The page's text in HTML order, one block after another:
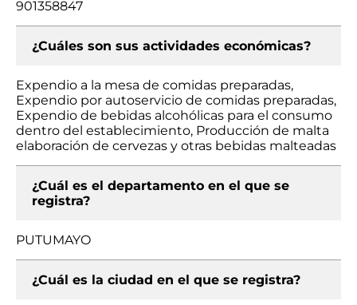
901358847
¿Cuáles son sus actividades económicas?
Expendio a la mesa de comidas preparadas,
Expendio por autoservicio de comidas preparadas,
Expendio de bebidas alcohólicas para el consumo
dentro del establecimiento, Producción de malta
elaboración de cervezas y otras bebidas malteadas
¿Cuál es el departamento en el que se
registra?
PUTUMAYO
¿Cuál es la ciudad en el que se registra?